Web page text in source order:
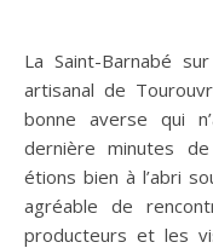
La Saint-Barnabé sur Tourouvre au Perche Le salon
artisanal de
bonne averse qui
dernière minutes de
étions bien à l’abri
agréable de
producteurs et les